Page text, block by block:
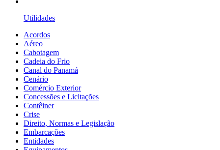
Utilidades
Acordos
Aéreo
Cabotagem
Cadeia do Frio
Canal do Panamá
Cenário
Comércio Exterior
Concessões e Licitações
Contêiner
Crise
Direito, Normas e Legislação
Embarcações
Entidades